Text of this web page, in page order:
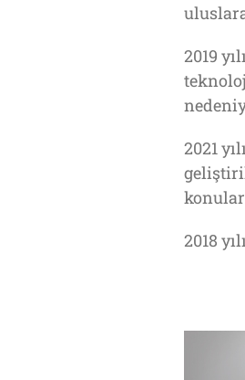
2019
2021
2018